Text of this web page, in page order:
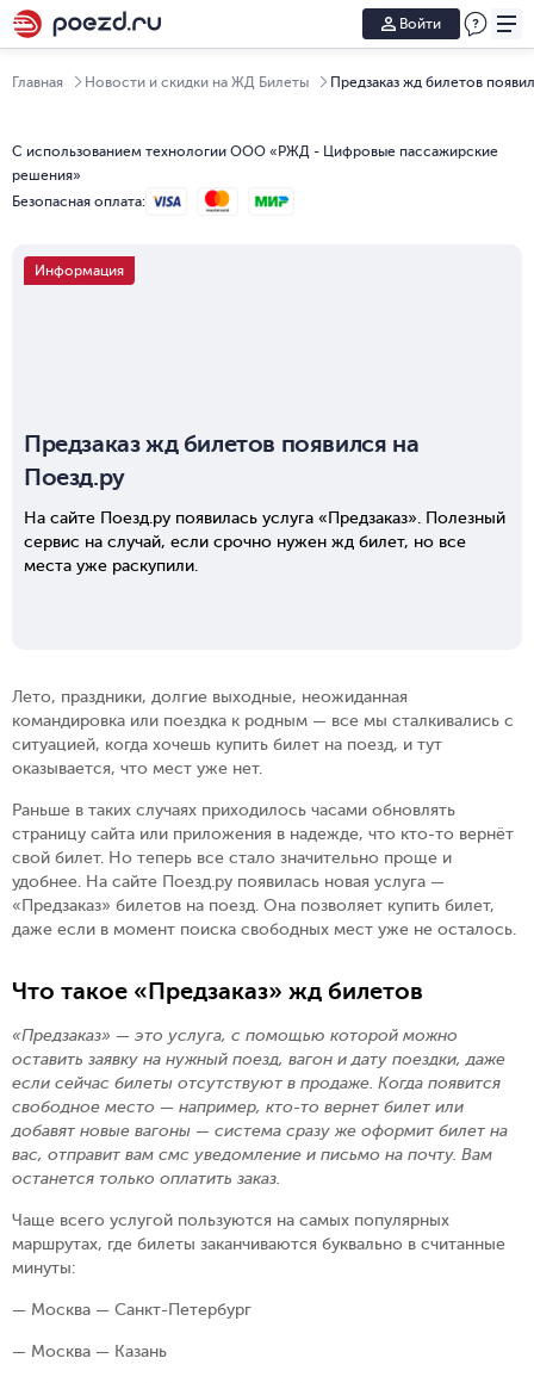
Войти
Главная Новости и скидки на ЖД Билеты Предзаказ жд билетов
С использованием технологии ООО «РЖД - Цифровые пассажирские
решения»
Безопасная оплата:
Информация
Предзаказ жд билетов появился на
Поезд.ру
На сайте Поезд.ру появилась услуга «Предзаказ». Полезный
сервис на случай, если срочно нужен жд билет, но все
места уже раскупили.
Лето, праздники, долгие выходные, неожиданная
командировка или поездка к родным — все мы сталкивались с
ситуацией, когда хочешь купить билет на поезд, и тут
оказывается, что мест уже нет.
Раньше в таких случаях приходилось часами обновлять
страницу сайта или приложения в надежде, что кто-то вернёт
свой билет. Но теперь все стало значительно проще и
удобнее. На сайте Поезд.ру появилась новая услуга —
«Предзаказ» билетов на поезд. Она позволяет купить билет,
даже если в момент поиска свободных мест уже не осталось.
Что такое «Предзаказ» жд билетов
«Предзаказ» — это услуга, с помощью которой можно
оставить заявку на нужный поезд, вагон и дату поездки, даже
если сейчас билеты отсутствуют в продаже. Когда появится
свободное место — например, кто-то вернет билет или
добавят новые вагоны — система сразу же оформит билет на
вас, отправит вам смс уведомление и письмо на почту. Вам
останется только оплатить заказ.
Чаще всего услугой пользуются на самых популярных
маршрутах, где билеты заканчиваются буквально в считанные
минуты:
— Москва — Санкт-Петербург
— Москва — Казань